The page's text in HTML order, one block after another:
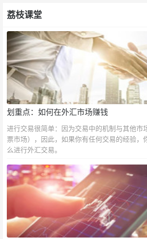
荔枝课堂
划重点：如何在外汇市场赚钱
进行交易很简单：因为交易中的机制与其他市
票市场），因此，如果你有任何交易的经验，
么进行外汇交易。